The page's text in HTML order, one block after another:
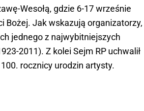
Wesołą, gdzie 6-17 wrześnie
Bożej. Jak wskazują organizatorzy,
jednego z najwybitniejszych
2011). Z kolei Sejm RP uchwalił
rocznicy urodzin artysty.